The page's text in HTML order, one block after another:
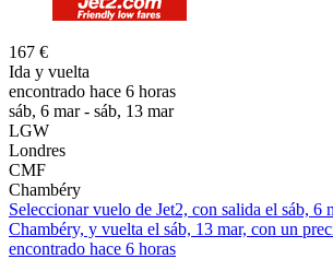
167 €
Ida y vuelta
encontrado hace 6 horas
sáb, 6 mar - sáb, 13 mar
LGW
Londres
CMF
Chambéry
Seleccionar vuelo de Jet2, con salida el sáb, 6
Chambéry, y vuelta el sáb, 13 mar, con un
encontrado hace 6 horas